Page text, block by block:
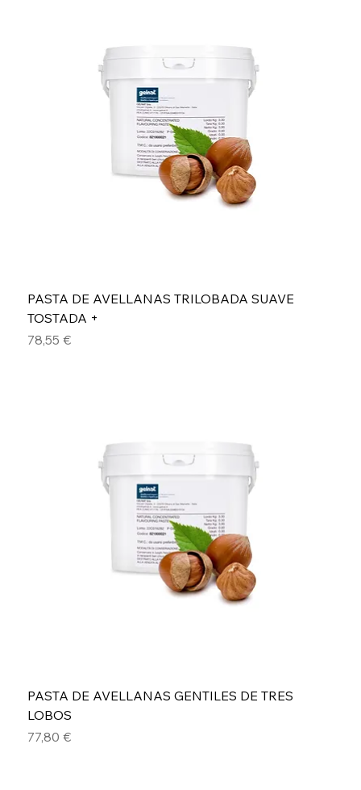
PASTA DE AVELLANAS TRILOBADA SUAVE
TOSTADA +
Precio
78,55 €
PASTA DE AVELLANAS GENTILES DE TRES
LOBOS
Precio
77,80 €